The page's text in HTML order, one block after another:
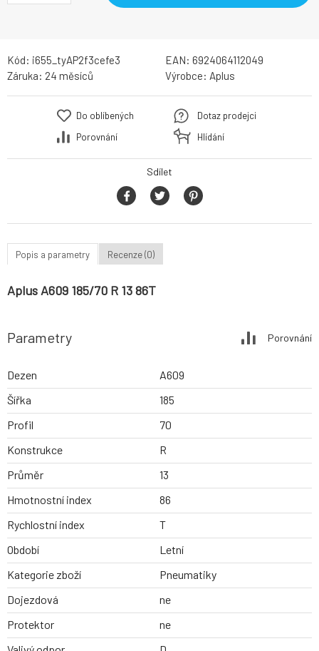
Kód: i655_tyAP2f3cefe3 EAN: 6924064112049
Záruka: 24 měsíců Výrobce: Aplus
Do oblíbených
Porovnání
Dotaz prodejci
Hlídání
Sdílet
Popis a parametry Recenze (0)
Aplus A609 185/70 R 13 86T
Parametry Porovnání
Dezen
A609
Šířka
185
Profil
70
Konstrukce
R
Průměr
13
Hmotnostní index
86
Rychlostní index
T
Období
Letní
Kategorie zboží
Pneumatiky
Dojezdová
ne
Protektor
ne